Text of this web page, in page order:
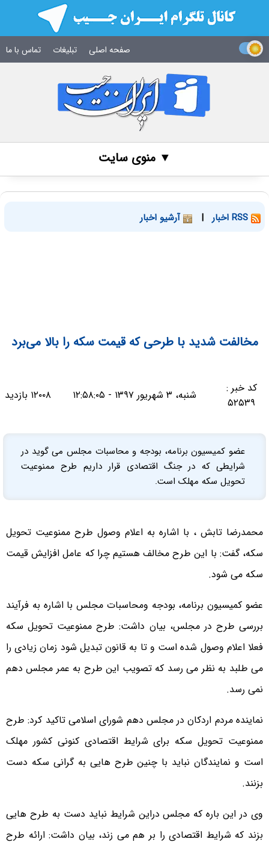
صفحه اصلی تبلیغات تماس با ما
▼ منوی سایت
| آرشیو اخبار
مخالفت شدید با طرحی که قیمت سکه را بالا می‌برد
کد خبر :
۵۲۵۳۹
شنبه، ۳ شهریور ۱۳۹۷ - ۱۲:۵۸:۰۵ ۱۲۰۰۸ بازدید
عضو کمیسیون برنامه، بودجه و محاسبات مجلس می گوید در
شرایطی که در جنگ اقتصادی قرار داریم طرح ممنوعیت
تحویل سکه مهلک است.
محمدرضا تابش ، با اشاره به اعلام وصول طرح ممنوعیت تحویل
سکه، گفت: با این طرح مخالف هستیم چرا که عامل افزایش قیمت
سکه می شود.
عضو کمیسیون برنامه، بودجه ومحاسبات مجلس با اشاره به فرآیند
بررسی طرح در مجلس، بیان داشت: طرح ممنوعیت تحویل سکه
فعلا اعلام وصول شده است و تا به قانون تبدیل شود زمان زیادی را
می طلبد به نظر می رسد که تصویب این طرح به عمر مجلس دهم
نمی رسد.
نماینده مردم اردکان در مجلس دهم شورای اسلامی تاکید کرد: طرح
ممنوعیت تحویل سکه برای شرایط اقتصادی کنونی کشور مهلک
است و نمایندگان نباید با چنین طرح هایی به گرانی سکه دست
بزنند.
وی در این باره که مجلس دراین شرایط نباید دست به طرح هایی
بزند که شرایط اقتصادی را بر هم می زند، بیان داشت: ارائه طرح